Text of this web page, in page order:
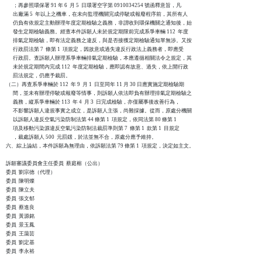
      ；再參照環保署 91 年 6  月 5  日環署空字第 0910034254 號函釋意旨，凡
      出廠滿 5  年以上之機車，在未向監理機關完成停駛或報廢程序前，其所有人
      仍負有依規定主動辦理年度定期檢驗之義務，非謂收到環保機關之通知後，始
      發生定期檢驗義務。經查本件訴願人未於規定期限前完成系爭車輛 112  年度
      排氣定期檢驗，即有法定義務之違反，與是否接獲定期檢驗通知單無涉。又按
      行政罰法第 7  條第 1  項規定，因故意或過失違反行政法上義務者，即應受
      行政罰。查訴願人辦理系爭車輛排氣定期檢驗，本應遵循相關法令之規定，其
      未於規定期間內完成 112  年度定期檢驗，應即認有故意、過失，依上開行政
      罰法規定，仍應予裁罰。
（二）再查系爭車輛於 112  年 9  月 1  日至同年 11 月 30 日應實施定期檢驗期
      間，並未有辦理停駛或報廢等情事，則訴願人依法即負有辦理排氣定期檢驗之
      義務，縱系爭車輛於 113  年 4  月 3  日完成檢驗，亦僅屬事後改善行為，
      不影響訴願人違規事實之成立，是訴願人主張，尚難採據。從而，原處分機關
      以訴願人違反空氣污染防制法第 44 條第 1  項規定，依同法第 80 條第 1
      項及移動污染源違反空氣污染防制法裁罰準則第 7  條第 1  款第 1  目規定
      ，裁處訴願人 500  元罰鍰，於法並無不合，原處分應予維持。
六、綜上論結，本件訴願為無理由，依訴願法第 79 條第 1  項規定，決定如主文。
訴願審議委員會主任委員  蔡庭榕（公出）
委員  劉宗德（代理）
委員  陳明燦
委員  陳立夫
委員  張文郁
委員  蔡進良
委員  黃源銘
委員  景玉鳳
委員  王藹芸
委員  劉定基
委員  李永裕